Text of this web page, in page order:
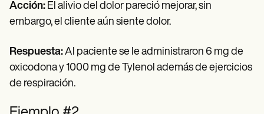
Acción: El alivio del dolor pareció mejorar, sin
embargo, el cliente aún siente dolor.
Respuesta:Al paciente se le administraron 6 mg de
oxicodona y 1000 mg de Tylenol además de ejercicios
de respiración.